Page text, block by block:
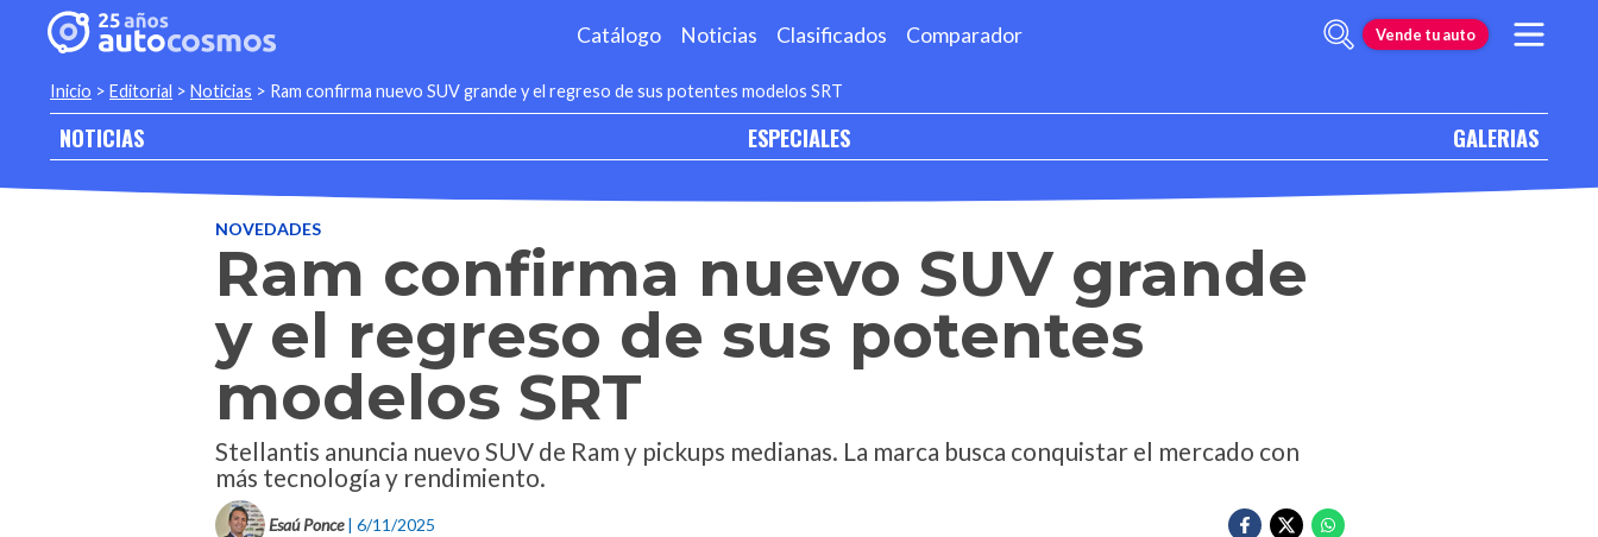
Catálogo Noticias Clasificados Comparador Vende tu auto
Inicio > Editorial > Noticias > Ram confirma nuevo SUV grande y el regreso de sus potentes modelos SRT
NOTICIAS ESPECIALES GALERIAS
NOVEDADES
Ram confirma nuevo SUV grande
y el regreso de sus potentes
modelos SRT
Stellantis anuncia nuevo SUV de Ram y pickups medianas. La marca busca conquistar el mercado con
más tecnología y rendimiento.
Esaú Ponce | 6/11/2025